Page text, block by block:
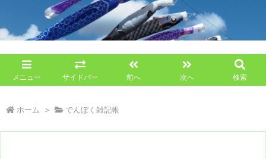
メニュー サイドバー 前へ 次へ 検索
ホーム > でんぼく雑記帳